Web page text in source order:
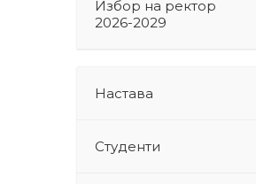
Избор на ректор
2026-2029
Настава
Студенти